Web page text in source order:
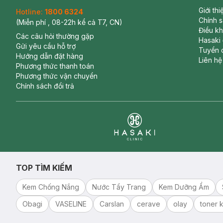
Hotline: 1800 6324
(Miễn phí , 08-22h kể cả T7, CN)
Các câu hỏi thường gặp
Gửi yêu cầu hỗ trợ
Hướng dẫn đặt hàng
Phương thức thanh toán
Phương thức vận chuyển
Chính sách đổi trả
Giới
Chính
Điều
Hasaki
Tuyển
Liên hệ
TOP TÌM KIẾM
Kem Chống Nắng Nước Tẩy Trang Kem Dưỡng Ẩm
Obagi
VASELINE Carslan cerave olay toner